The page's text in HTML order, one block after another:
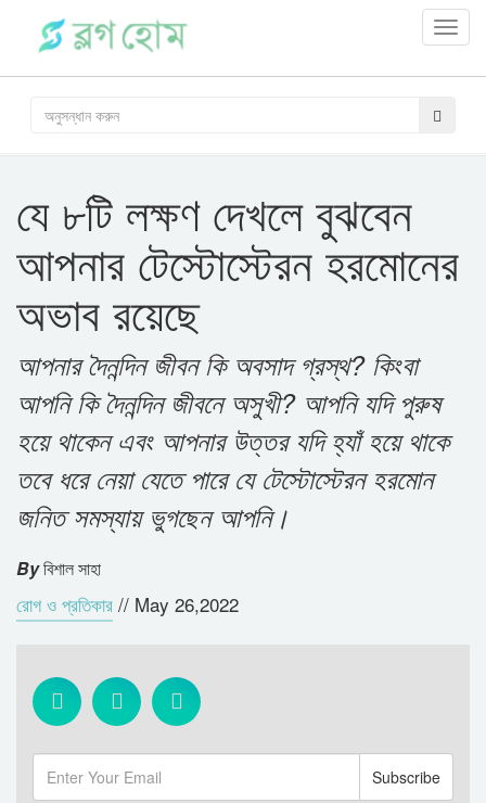
যে ৮টি লক্ষণ দেখলে বুঝবেন
আপনার টেস্টোস্টেরন হরমোনের
অভাব রয়েছে
আপনার দৈনন্দিন জীবন কি অবসাদ গ্রস্থ? কিংবা
আপনি কি দৈনন্দিন জীবনে অসুখী? আপনি যদি পুরুষ
হয়ে থাকেন এবং আপনার উত্তর যদি হ্যাঁ হয়ে থাকে
তবে ধরে নেয়া যেতে পারে যে টেস্টোস্টেরন হরমোন
জনিত সমস্যায় ভুগছেন আপনি।
Byবিশাল সাহা
রোগ ও প্রতিকার // May 26,2022